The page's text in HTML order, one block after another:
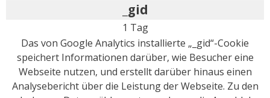
_gid
1 Tag
Das von Google Analytics installierte „_gid“-Cookie
speichert Informationen darüber, wie Besucher eine
Webseite nutzen, und erstellt darüber hinaus einen
Analysebericht über die Leistung der Webseite. Zu den